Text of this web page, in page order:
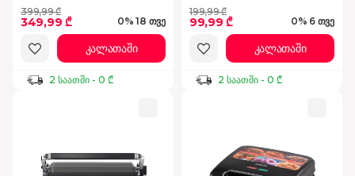
399,99 ₾
349,99 ₾ 0% 18 თვე
2 საათში - 0 ₾
კალათაში
199,99 ₾
99,99 ₾ 0% 6 თვე
2 საათში - 0 ₾
კალათაში